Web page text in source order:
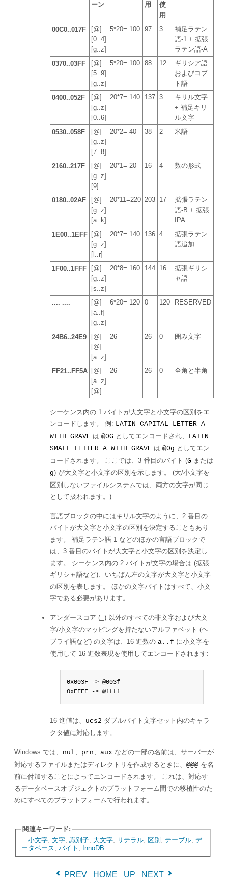
ーン
用
使
用
00C0..017F
[@]
[0..4]
[g..z]
5*20= 100 97 3
補足ラテン
語-1 + 拡張
ラテン語-A
0370..03FF
[@]
[5..9]
[g..z]
5*20= 100 88 12
ギリシア語
およびコプ
ト語
0400..052F
[@]
[g..z]
[0..6]
20*7= 140 137 3
キリル文字
+ 補足キリ
ル文字
0530..058F
[@]
[g..z]
[7..8]
20*2= 40 38 2 米語
2160..217F
[@]
[g..z]
[9]
20*1= 20 16 4 数の形式
0180..02AF
[@]
[g..z]
[a..k]
20*11=220 203 17
拡張ラテン
語-B + 拡張
IPA
1E00..1EFF
[@]
[g..z]
[l..r]
20*7= 140 136 4
拡張ラテン
語追加
1F00..1FFF
[@]
[g..z]
[s..z]
20*8= 160 144 16
拡張ギリシ
ャ語
.... ....
[@]
[a..f]
[g..z]
6*20= 120 0 120 RESERVED
24B6..24E9
[@]
[@]
[a..z]
26 26 0 囲み文字
FF21..FF5A
[@]
[a..z]
[@]
26 26 0 全角と半角
シーケンス内の 1 バイトが大文字と小文字の区別をエ
ンコードします。 例: LATIN CAPITAL LETTER A
WITH GRAVE は @0G としてエンコードされ、 LATIN
SMALL LETTER A WITH GRAVE は @0g としてエン
コードされます。 ここでは、3 番目のバイト (G または
g) が大文字と小文字の区別を示します。 (大/小文字を
区別しないファイルシステムでは、両方の文字が同じ
として扱われます。)
言語ブロックの中にはキリル文字のように、2 番目の
バイトが大文字と小文字の区別を決定することもあり
ます。 補足ラテン語 1 などのほかの言語ブロックで
は、3 番目のバイトが大文字と小文字の区別を決定し
ます。 シーケンス内の 2 バイトが文字の場合は (拡張
ギリシャ語など)、いちばん左の文字が大文字と小文字
の区別を表します。 ほかの文字バイトはすべて、小文
字である必要があります。
アンダースコア ( ) 以外のすべての非文字および大文
字/小文字のマッピングを持たないアルファベット (ヘ
ブライ語など) の文字は、16 進数の a..f に小文字を
使用して 16 進数表現を使用してエンコードされます:
0x003F -> @003f
0xFFFF -> @ffff
16 進値は、 ucs2 ダブルバイト文字セット内のキャラ
クタ値に対応します。
Windows では、 nul、 prn、 aux などの一部の名前は、サーバーが
対応するファイルまたはディレクトリを作成するときに、 @@@ を名
前に付加することによってエンコードされます。 これは、対応す
るデータベースオブジェクトのプラットフォーム間での移植性のた
めにすべてのプラットフォームで行われます。
関連キーワード:
小文字, 文字, 識別子, 大文字, リテラル, 区別 テーブル, デ
ータベース
バイト InnoDB
PREV HOME UP NEXT